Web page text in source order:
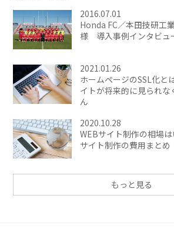
2016.07.01
Honda FC／本田技研工
様 導入事例インタビュ
2021.01.26
ホームページのSSL化と
イトが将来的に見られ
ん
2020.10.28
WEBサイト制作の相場
サイト制作の費用まとめ
もっと見る